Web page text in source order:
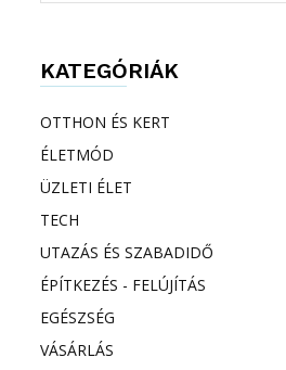
KATEGÓRIÁK
OTTHON ÉS KERT
ÉLETMÓD
ÜZLETI ÉLET
TECH
UTAZÁS ÉS SZABADIDŐ
ÉPÍTKEZÉS - FELÚJÍTÁS
EGÉSZSÉG
VÁSÁRLÁS